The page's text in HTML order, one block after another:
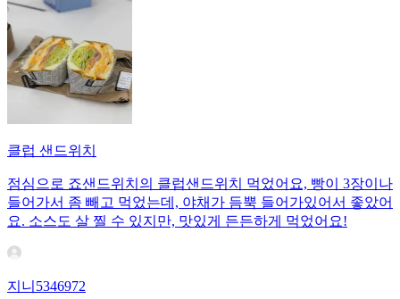
클럽 샌드위치
점심으로 죠샌드위치의 클럽샌드위치 먹었어요, 빵이 3장이나
들어가서 좀 빼고 먹었는데, 야채가 듬뿍 들어가있어서 좋았어
요. 소스도 살 찔 수 있지만, 맛있게 든든하게 먹었어요!
지니5346972